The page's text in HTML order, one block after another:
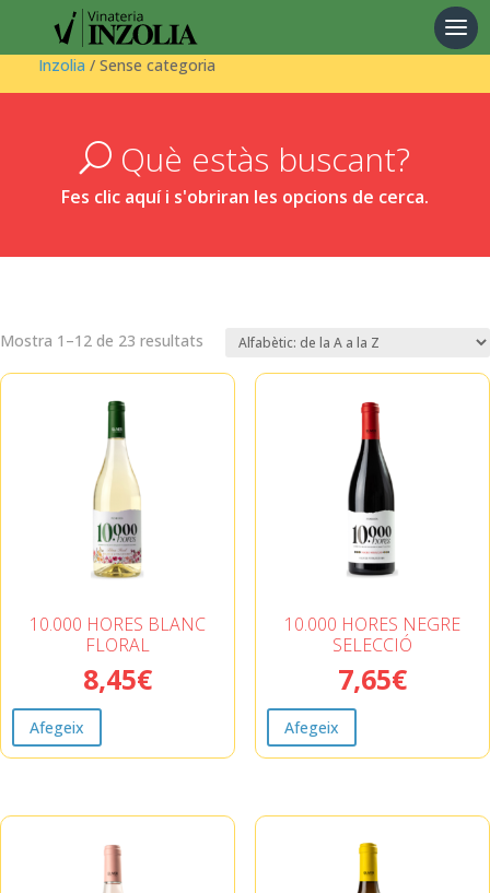
Products
search
Inzolia / Sense categoria
U Què estàs buscant?
Fes clic aquí i s'obriran les opcions de cerca.
Mostra 1–12 de 23 resultats
10.000 HORES BLANC
FLORAL
8,45€
Afegeix
10.000 HORES NEGRE
SELECCIÓ
7,65€
Afegeix